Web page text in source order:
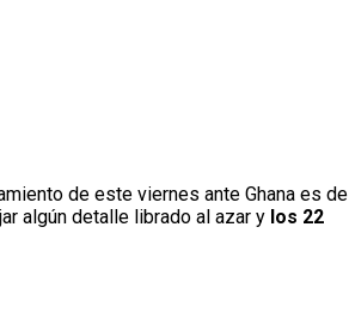
de este viernes ante Ghana es de
algún detalle librado al azar y los 22